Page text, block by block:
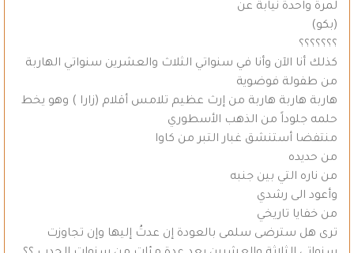
لمرة واحدة نيابة عن
(بكو)
؟؟؟؟؟؟؟
كذلك أنا الآن وأنا في سنواتي الثلاث والعشرين سنواتي الهاربة
من طفولة فوضوية
هاربة هاربة هاربة من إرث عظيم تلامس أقلام (زارا ) وهو يخط
حلمه جلوداً من الذهب الأسطوري
منتفضا أستنشق غبار التبر من كاوا
من حديده
من ناره التي بين جنبه
وأعود الى رشدي
من خفايا تاريخي
ترى هل سترضى سلمى بالعودة إن عدتُ إليها وإن تجاوزت